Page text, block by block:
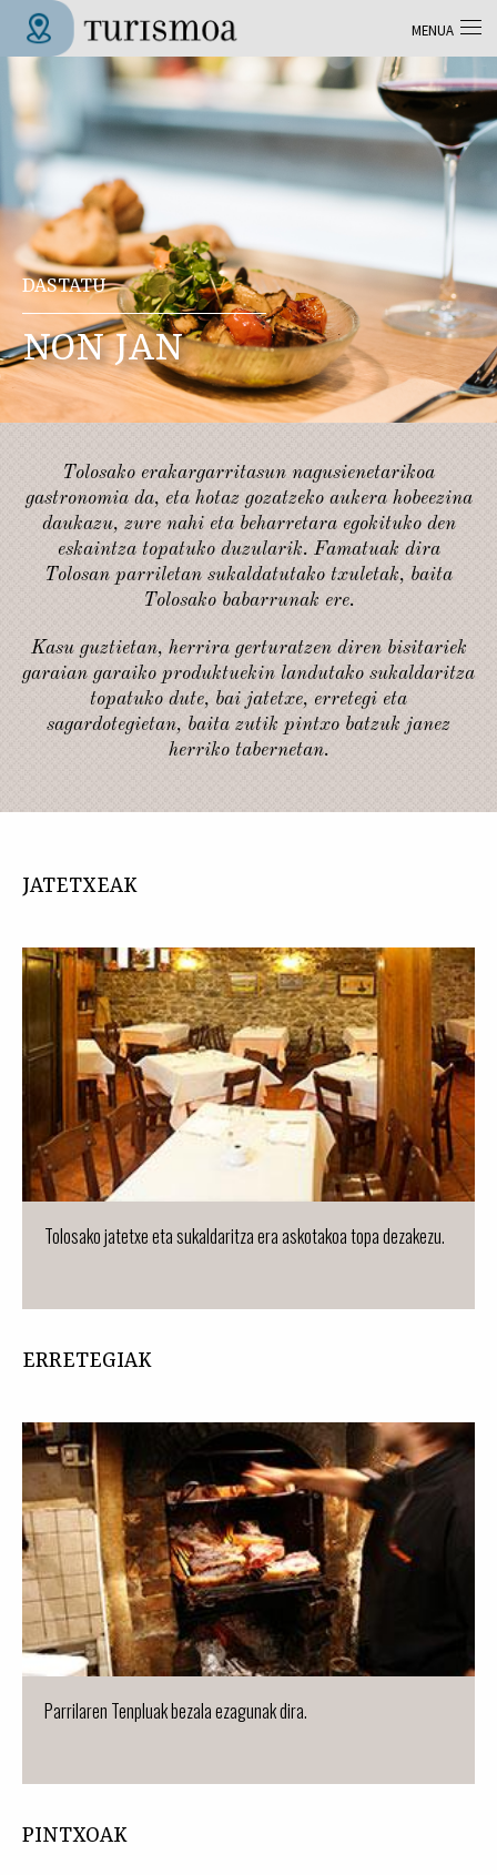
Skip to main content
Tolosa Turismoa
DASTATU
NON JAN
Tolosako erakargarritasun nagusienetarikoa
gastronomia da, eta hotaz gozatzeko aukera hobeezina
daukazu, zure nahi eta beharretara egokituko den
eskaintza topatuko duzularik. Famatuak dira
Tolosan parriletan sukaldatutako txuletak, baita
Tolosako babarrunak ere.
Kasu guztietan, herrira gerturatzen diren bisitariek
garaian garaiko produktuekin landutako sukaldaritza
topatuko dute, bai jatetxe, erretegi eta
sagardotegietan, baita zutik pintxo batzuk janez
herriko tabernetan.
JATETXEAK
Tolosako jatetxe eta sukaldaritza era askotakoa topa dezakezu.
ERRETEGIAK
Parrilaren Tenpluak bezala ezagunak dira.
PINTXOAK
MENUA